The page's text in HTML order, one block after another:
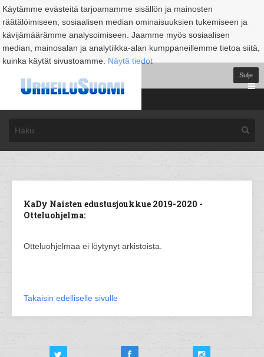
Käytämme evästeitä tarjoamamme sisällön ja mainosten
räätälöimiseen, sosiaalisen median ominaisuuksien tukemiseen ja
kävijämäärämme analysoimiseen. Jaamme myös sosiaalisen
median, mainosalan ja analytiikka-alan kumppaneillemme tietoa siitä,
kuinka käytät sivustoamme. Näytä tiedot
Sulje
KaDy Naisten edustusjoukkue 2019-2020 -
Otteluohjelma:
Otteluohjelmaa ei löytynyt arkistoista.
Takaisin edelliselle sivulle